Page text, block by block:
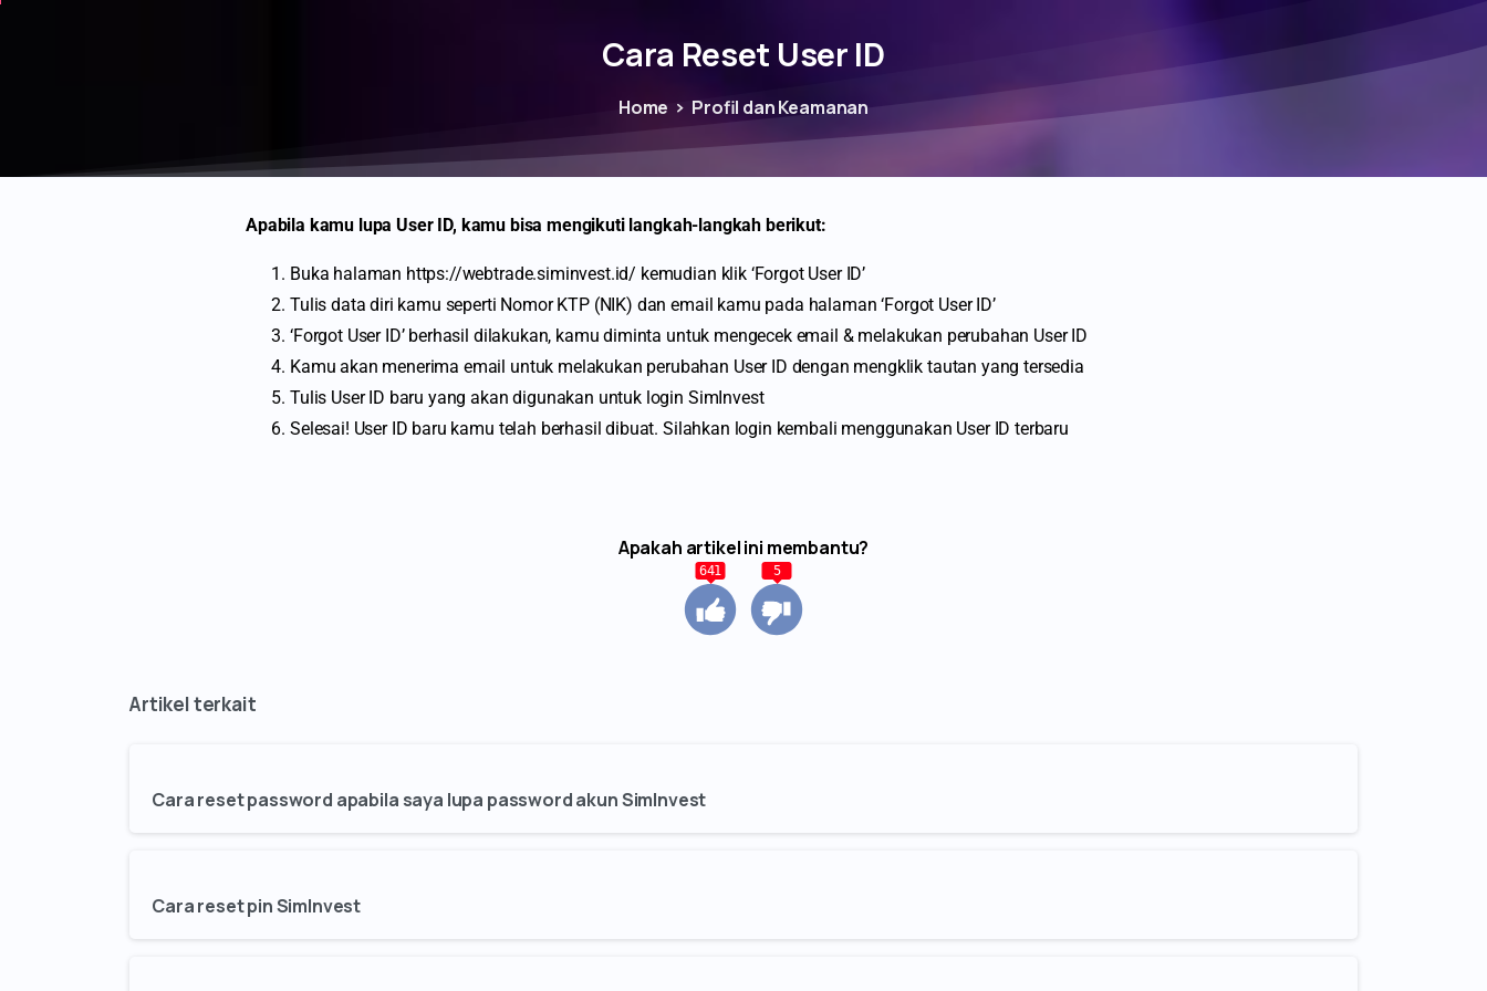
Cara Reset User ID
Home Profil dan Keamanan
Apabila kamu lupa User ID, kamu bisa mengikuti langkah-langkah berikut:
Buka halaman https://webtrade.siminvest.id/ kemudian klik ‘Forgot User ID’
Tulis data diri kamu seperti Nomor KTP (NIK) dan email kamu pada halaman ‘Forgot User ID’
‘Forgot User ID’ berhasil dilakukan, kamu diminta untuk mengecek email & melakukan perubahan User ID
Kamu akan menerima email untuk melakukan perubahan User ID dengan mengklik tautan yang tersedia
Tulis User ID baru yang akan digunakan untuk login SimInvest
Selesai! User ID baru kamu telah berhasil dibuat. Silahkan login kembali menggunakan User ID terbaru
Apakah artikel ini membantu?
641 5
Cara reset password apabila saya lupa password akun SimInvest
Cara reset pin SimInvest